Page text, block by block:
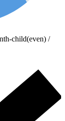
child(even) /